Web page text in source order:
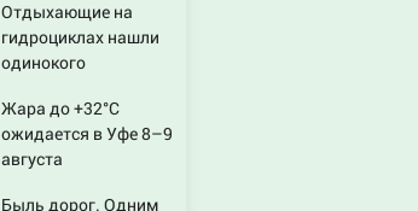
Отдыхающие на
гидроциклах нашли
одинокого
на лодке: он
рассказал, что его
папа нырнул и пропал
Жара до +32°C
ожидается в Уфе 8–9
августа
Быль дорог. Одним